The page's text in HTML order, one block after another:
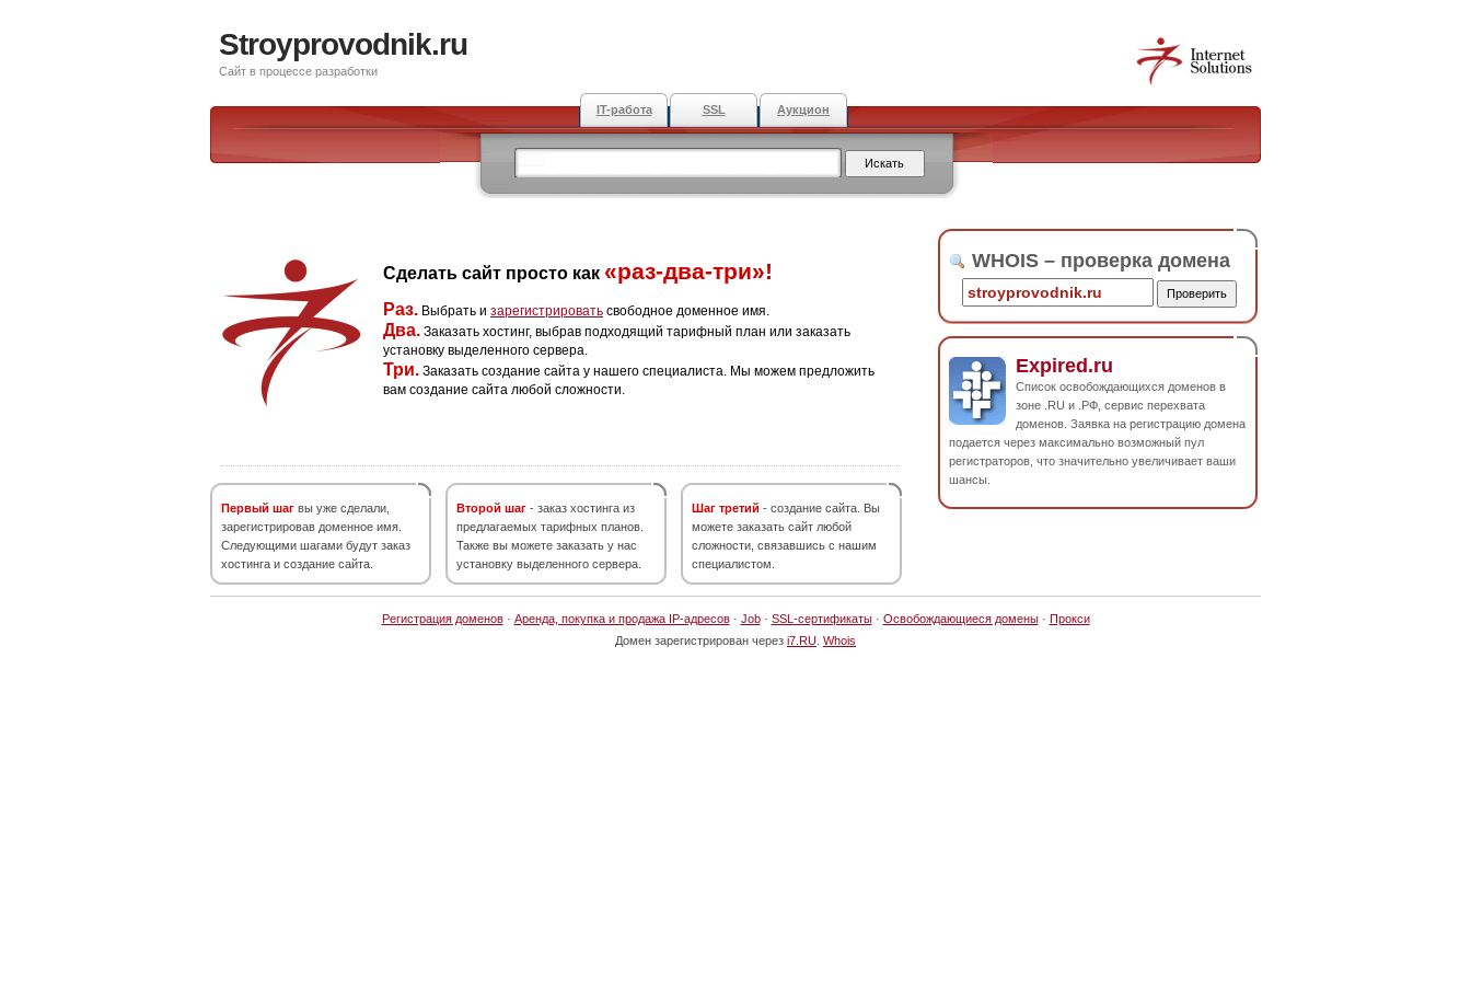
Stroyprovodnik.ru
Сайт в процессе разработки
IT-работа SSL Аукцион
Сделать сайт просто как «раз-два-три»!
Раз. Выбрать и зарегистрировать свободное доменное имя.
Два. Заказать хостинг, выбрав подходящий тарифный план или заказать
установку выделенного сервера.
Три. Заказать создание сайта у нашего специалиста. Мы можем предложить
вам создание сайта любой сложности.
Первый шаг вы уже сделали,
зарегистрировав доменное имя.
Следующими шагами будут заказ
хостинга и создание сайта.
Второй шаг - заказ хостинга из
предлагаемых тарифных планов.
Также вы можете заказать у нас
установку выделенного сервера.
Шаг третий - создание сайта. Вы
можете заказать сайт любой
сложности, связавшись с нашим
специалистом.
WHOIS – проверка домена
Expired.ru
Список освобождающихся доменов в
зоне .RU и .РФ, сервис перехвата
доменов. Заявка на регистрацию домена
подается через максимально возможный пул
регистраторов, что значительно увеличивает ваши
шансы.
Регистрация доменов· Аренда, покупка и продажа IP-адресов· Job· SSL-сертификаты· Освобождающиеся домены· Прокси
Домен зарегистрирован через i7.RU Whois